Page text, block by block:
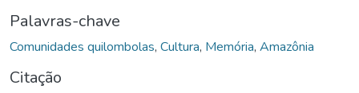
Palavras-chave
Comunidades quilombolas, Cultura, Memória, Amazônia
Citação